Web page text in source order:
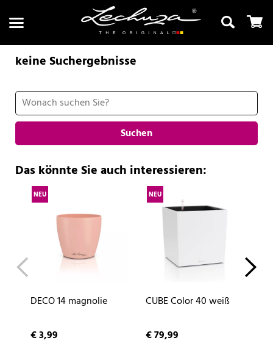
Suchen
keine Suchergebnisse
Suchen
Das könnte Sie auch interessieren:
NEU
DECO 14 magnolie
€ 3,99
NEU
CUBE Color 40 weiß
€ 79,99